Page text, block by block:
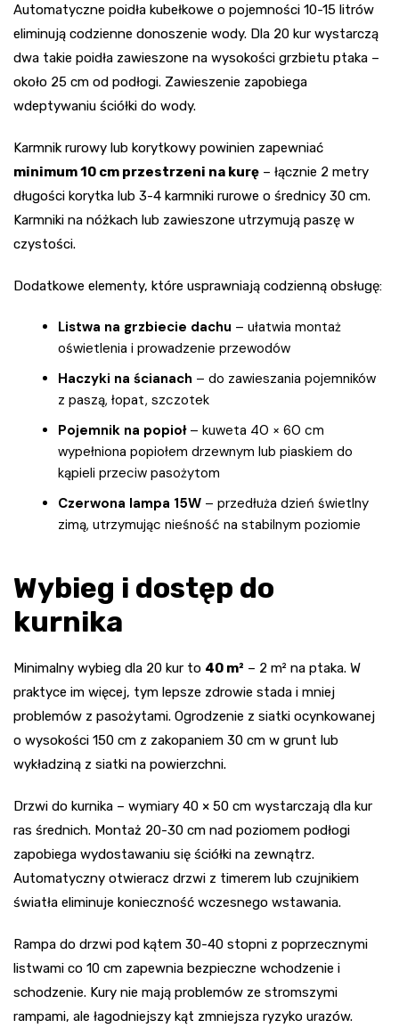
Automatyczne poidła kubełkowe o pojemności 10-15 litrów
eliminują codzienne donoszenie wody. Dla 20 kur wystarczą
dwa takie poidła zawieszone na wysokości grzbietu ptaka –
około 25 cm od podłogi. Zawieszenie zapobiega
wdeptywaniu ściółki do wody.
Karmnik rurowy lub korytkowy powinien zapewniać
minimum 10 cm przestrzeni na kurę – łącznie 2 metry
długości korytka lub 3-4 karmniki rurowe o średnicy 30 cm.
Karmniki na nóżkach lub zawieszone utrzymują paszę w
czystości.
Dodatkowe elementy, które usprawniają codzienną obsługę:
Listwa na grzbiecie dachu – ułatwia montaż
oświetlenia i prowadzenie przewodów
Haczyki na ścianach – do zawieszania pojemników
z paszą, łopat, szczotek
Pojemnik na popioł– kuweta 40 × 60 cm
wypełniona popiołem drzewnym lub piaskiem do
kąpieli przeciw pasożytom
Czerwona lampa 15W – przedłuża dzień świetlny
zimą, utrzymując nieśność na stabilnym poziomie
Wybieg i dostęp do
kurnika
Minimalny wybieg dla 20 kur to 40 m² – 2 m² na ptaka. W
praktyce im więcej, tym lepsze zdrowie stada i mniej
problemów z pasożytami. Ogrodzenie z siatki ocynkowanej
o wysokości 150 cm z zakopaniem 30 cm w grunt lub
wykładziną z siatki na powierzchni.
Drzwi do kurnika – wymiary 40 × 50 cm wystarczają dla kur
ras średnich. Montaż 20-30 cm nad poziomem podłogi
zapobiega wydostawaniu się ściółki na zewnątrz.
Automatyczny otwieracz drzwi z timerem lub czujnikiem
światła eliminuje konieczność wczesnego wstawania.
Rampa do drzwi pod kątem 30-40 stopni z poprzecznymi
listwami co 10 cm zapewnia bezpieczne wchodzenie i
schodzenie. Kury nie mają problemów ze stromszymi
rampami, ale łagodniejszy kąt zmniejsza ryzyko urazów.